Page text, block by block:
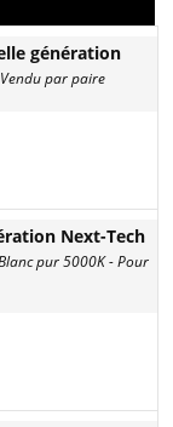
génération
par paire
Next-Tech
pur 5000K - Pour